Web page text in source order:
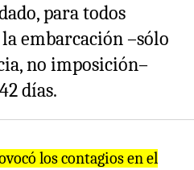
para todos
embarcación –sólo
no imposición–
días.
los contagios en el